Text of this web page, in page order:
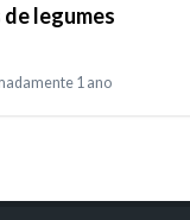
legumes
1 ano